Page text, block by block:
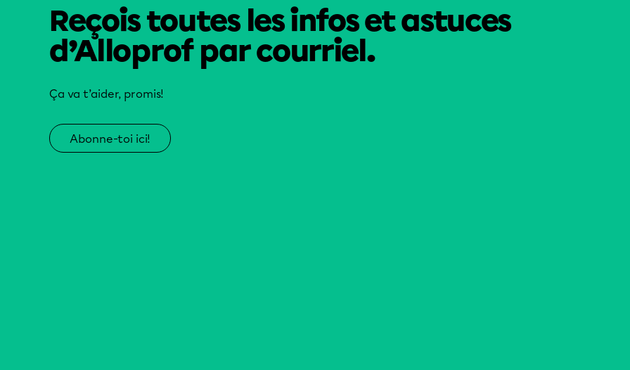
Reçois toutes les infos et astuces
d’Alloprof par courriel.
Ça va t’aider, promis!
Abonne-toi ici!